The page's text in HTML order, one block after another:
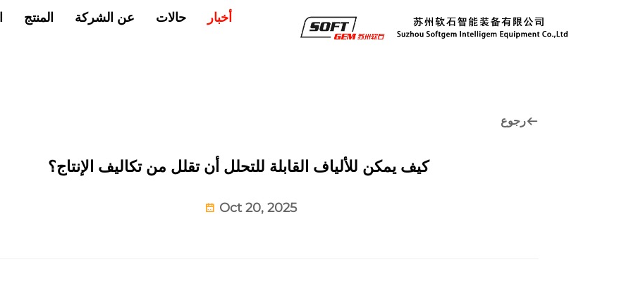
المنتج عن الشركة حالات أخبار
رجوع
كيف يمكن للألياف القابلة للتحلل أن تقلل من تكاليف الإنتاج؟
Oct 20, 2025